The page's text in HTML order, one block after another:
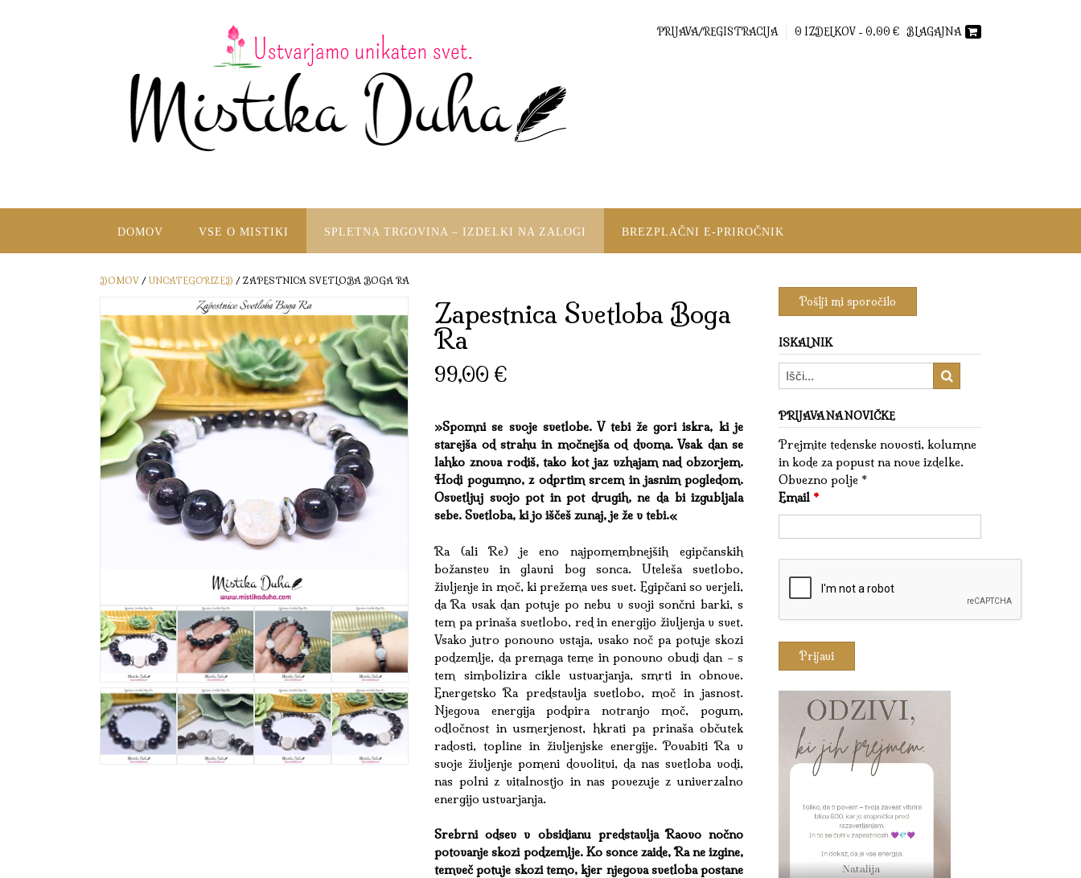
PRIJAVA/REGISTRACIJA 0 IZDELKOV - 0,00 € BLAGAJNA
DOMOV VSE O MISTIKI SPLETNA TRGOVINA – IZDELKI NA ZALOGI BREZPLAČNI E-PRIROČNIK
DOMOV / UNCATEGORIZED / ZAPESTNICA SVETLOBA BOGA RA
Zapestnica Svetloba Boga
Ra
99,00 €
»Spomni se svoje svetlobe. V tebi že gori iskra, ki je
starejša od strahu in močnejša od dvoma. Vsak dan se
lahko znova rodiš, tako kot jaz vzhajam nad obzorjem.
Hodi pogumno, z odprtim srcem in jasnim pogledom.
Osvetljuj svojo pot in pot drugih, ne da bi izgubljala
sebe. Svetloba, ki jo iščeš zunaj, je že v tebi.«
Ra (ali Re) je eno najpomembnejših egipčanskih
božanstev in glavni bog sonca. Uteleša svetlobo,
življenje in moč, ki prežema ves svet. Egipčani so verjeli,
da Ra vsak dan potuje po nebu v svoji sončni barki, s
tem pa prinaša svetlobo, red in energijo življenja v svet.
Vsako jutro ponovno vstaja, vsako noč pa potuje skozi
podzemlje, da premaga teme in ponovno obudi dan – s
tem simbolizira cikle ustvarjanja, smrti in obnove.
Energetsko Ra predstavlja svetlobo, moč in jasnost.
Njegova energija podpira notranjo moč, pogum,
odločnost in usmerjenost, hkrati pa prinaša občutek
radosti, topline in življenjske energije. Povabiti Ra v
svoje življenje pomeni dovolitvi, da nas svetloba vodi,
nas polni z vitalnostjo in nas povezuje z univerzalno
energijo ustvarjanja.
Srebrni odsev v obsidianu predstavlja Raovo nočno
potovanje skozi podzemlje. Ko sonce zaide, Ra ne izgine,
temveč potuje skozi temo, kjer njegova svetloba postane
ISKALNIK
PRIJAVA NA NOVIČKE
Prejmite tedenske novosti, kolumne
in kode za popust na nove izdelke.
Obvezno polje *
Email *